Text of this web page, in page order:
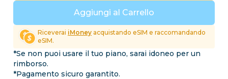
Aggiungi al Carrello
Riceverai iMoney acquistando eSIM e raccomandando
eSIM.
*Se non puoi usare il tuo piano, sarai idoneo per un
rimborso.
*Pagamento sicuro garantito.